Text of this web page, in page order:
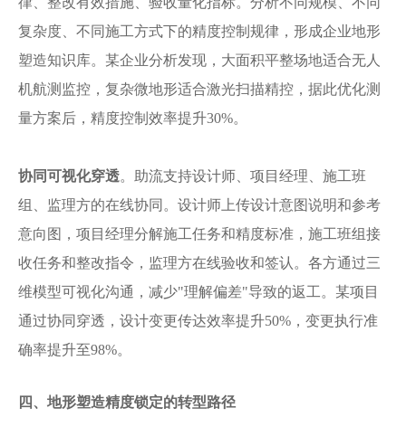
复杂度、不同施工方式下的精度控制规律，形成企业地形
塑造知识库。某企业分析发现，大面积平整场地适合无人
机航测监控，复杂微地形适合激光扫描精控，据此优化测
量方案后，精度控制效率提升30%。
协同可视化穿透。助流支持设计师、项目经理、施工班
组、监理方的在线协同。设计师上传设计意图说明和参考
意向图，项目经理分解施工任务和精度标准，施工班组接
收任务和整改指令，监理方在线验收和签认。各方通过三
维模型可视化沟通，减少"理解偏差"导致的返工。某项目
通过协同穿透，设计变更传达效率提升50%，变更执行准
确率提升至98%。
四、地形塑造精度锁定的转型路径